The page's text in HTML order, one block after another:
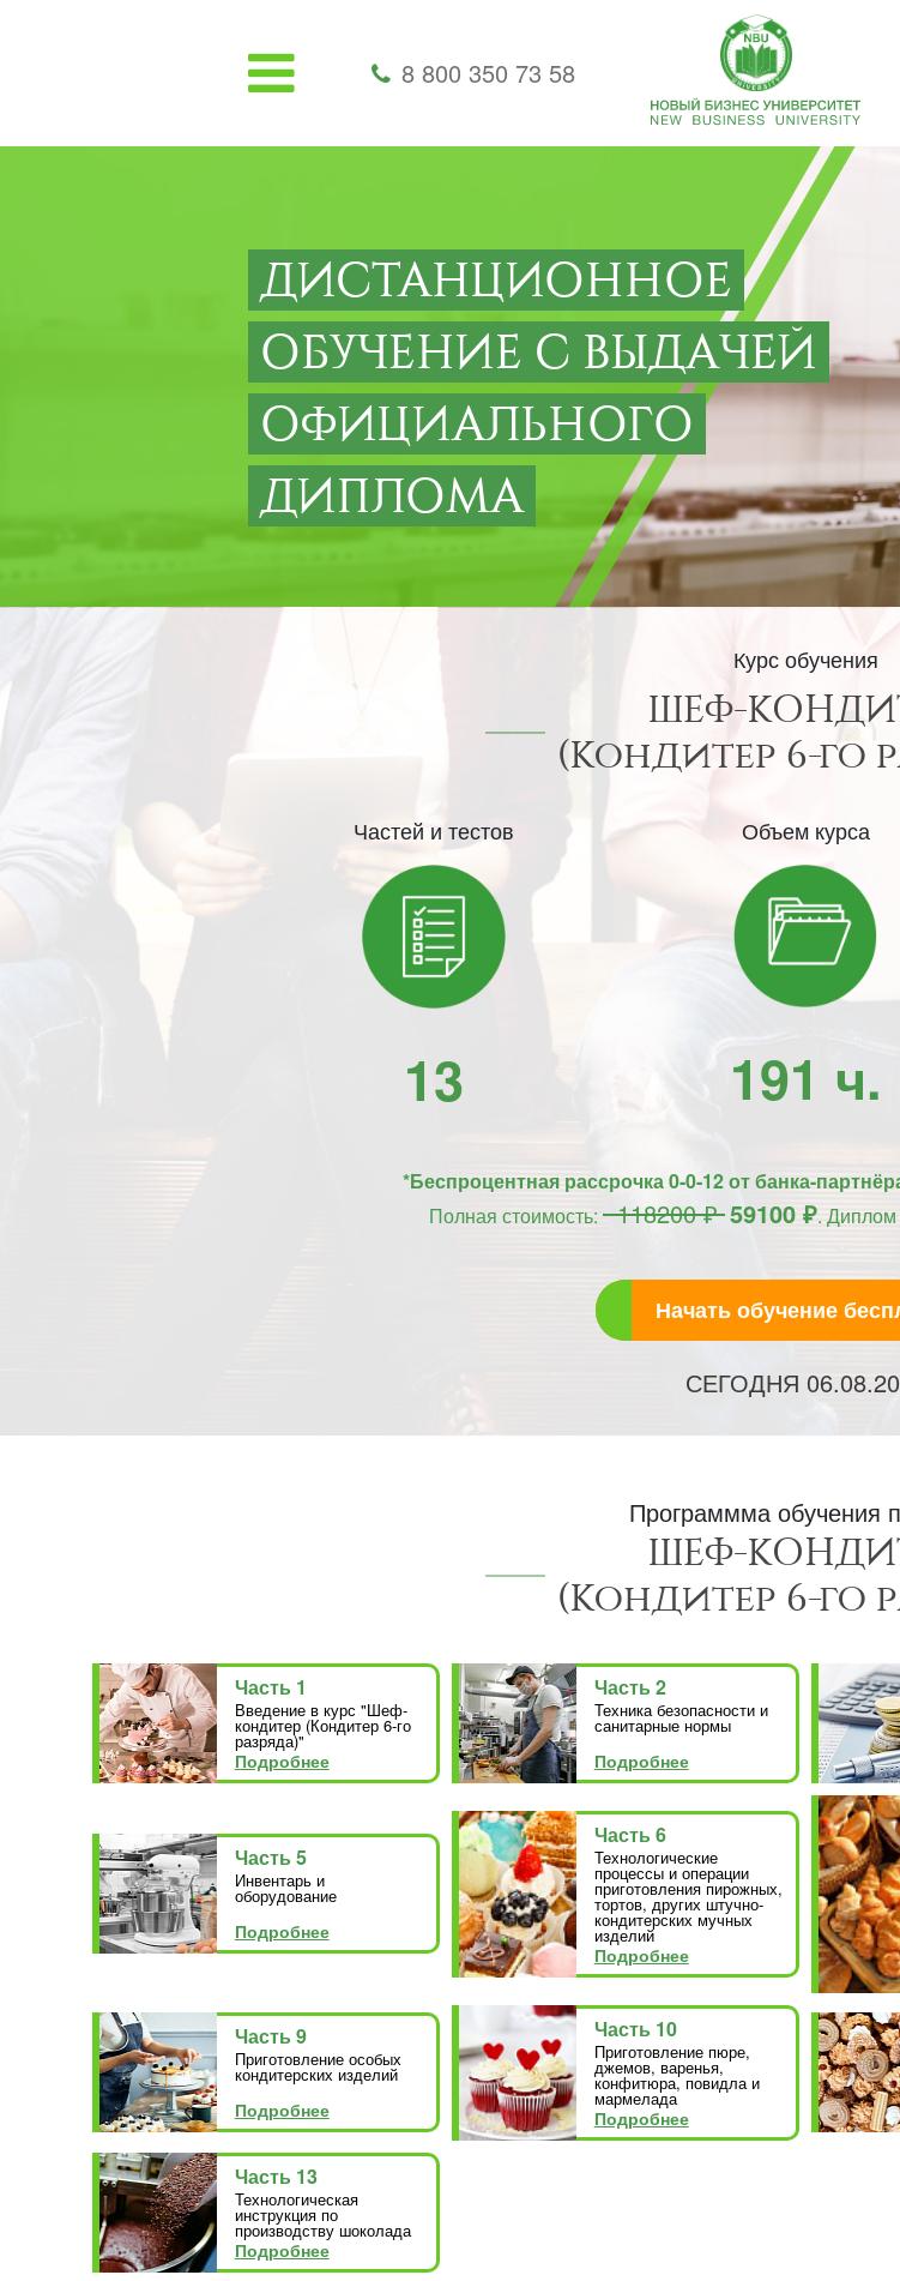
8 800 350 73 58
ДИСТАНЦИОННОЕ
ОБУЧЕНИЕ С ВЫДАЧЕЙ
ОФИЦИАЛЬНОГО
ДИПЛОМА
Курс обучения
ШЕФ-
(Кондитер 6-го
Частей и тестов
13
Объем курса
191 ч.
*Беспроцентная рассрочка 0-0-12 от банка-
Полная стоимость: 118200 ₽59100 ₽. Диплом
Начать обучение
СЕГОДНЯ
Программма обучения
ШЕФ-
(Кондитер 6-го
Часть 1
Введение в курс "Шеф-
кондитер (Кондитер 6-го
разряда)"
Подробнее
Часть 2
Техника безопасности и
санитарные нормы
Подробнее
Часть 5
Инвентарь и
оборудование
Подробнее
Часть 6
Технологические
процессы и операции
приготовления пирожных,
тортов, других штучно-
кондитерских мучных
изделий
Подробнее
Часть 9
Приготовление особых
кондитерских изделий
Подробнее
Часть 10
Приготовление пюре,
джемов, варенья,
конфитюра, повидла и
мармелада
Подробнее
Часть 13
Технологическая
инструкция по
производству шоколада
Подробнее